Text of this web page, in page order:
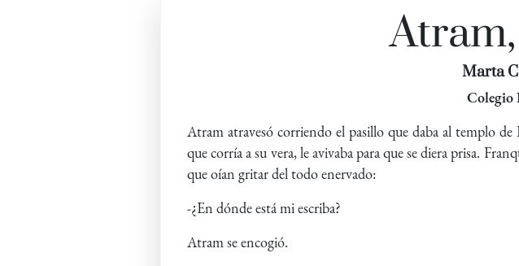
Marta
Colegio
Atram atravesó corriendo el pasillo que daba al templo
que corría a su vera, le avivaba para que se diera prisa.
que oían gritar del todo enervado:
-¿En dónde está mi escriba?
Atram se encogió.